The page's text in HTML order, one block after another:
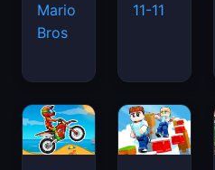
Mario
Bros
11-11